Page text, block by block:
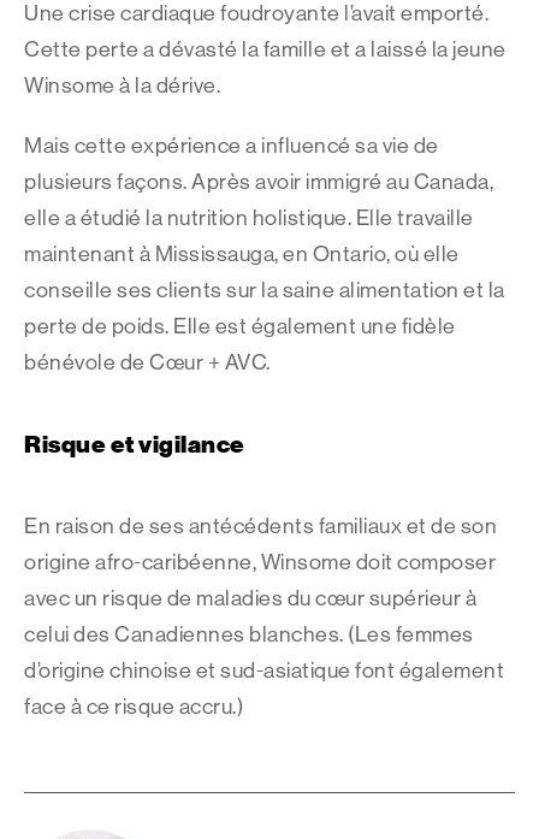
Une crise cardiaque foudroyante l’avait emporté.
Cette perte a dévasté la famille et a laissé la jeune
Winsome à la dérive.
Mais cette expérience a influencé sa vie de
plusieurs façons. Après avoir immigré au Canada,
elle a étudié la nutrition holistique. Elle travaille
maintenant à Mississauga, en Ontario, où elle
conseille ses clients sur la saine alimentation et la
perte de poids. Elle est également une fidèle
bénévole de Cœur + AVC.
Risque et vigilance
En raison de ses antécédents familiaux et de son
origine afro-caribéenne, Winsome doit composer
avec un risque de maladies du cœur supérieur à
celui des Canadiennes blanches. (Les femmes
d’origine chinoise et sud-asiatique font également
face à ce risque accru.)